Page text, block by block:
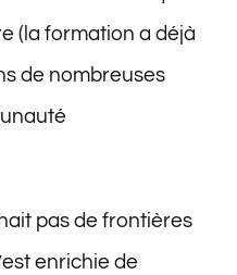
(la formation a déjà
de nombreuses
pas de frontières
enrichie de